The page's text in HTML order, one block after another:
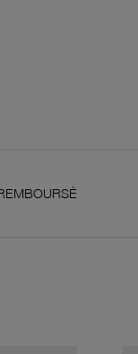
OR 18